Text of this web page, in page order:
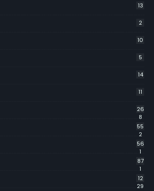
13
2
10
5
14
11
26
8
55
2
56
1
87
1
12
29